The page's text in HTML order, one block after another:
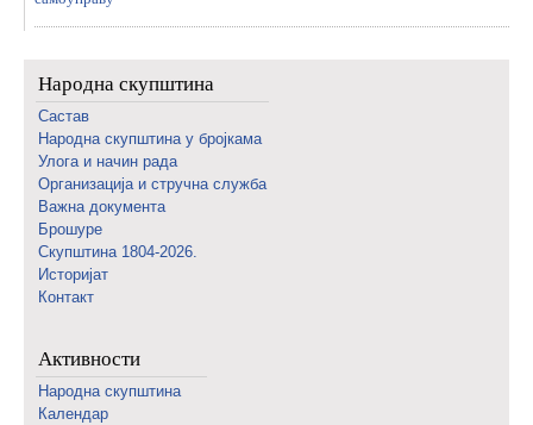
Народна скупштина
Састав
Народна скупштина у бројкама
Улога и начин рада
Организација и стручна служба
Важна документа
Брошуре
Скупштина 1804-2026.
Историјат
Контакт
Активности
Народна скупштина
Календар